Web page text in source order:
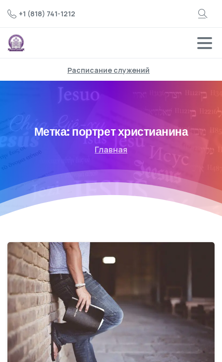
+1 (818) 741-1212
Расписание служений
Метка:портрет христианина
Главная